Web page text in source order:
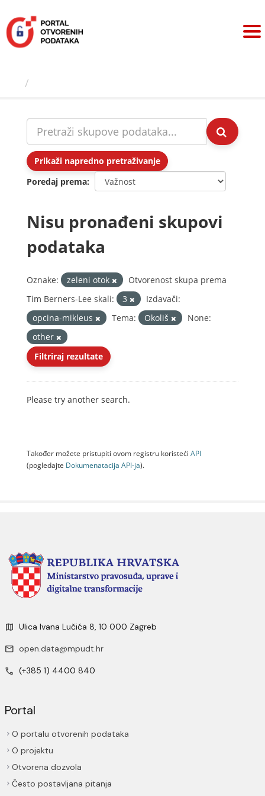
sadržaj
Prikaži napredno pretraživanje
Poredaj prema
Nisu pronađeni skupovi
podataka
Oznake: zeleni otok
Otvorenost skupa prema
Tim Berners-Lee skali:
3
Izdavači:
opcina-mikleus
Tema: Okoliš
None:
other
Filtriraj rezultate
Please try another search.
Također možete pristupiti ovom registru koristeći API
(pogledajte Dokumenаtаcijа API-jа).